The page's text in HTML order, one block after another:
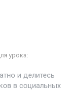
урока:
и делитесь
в социальных